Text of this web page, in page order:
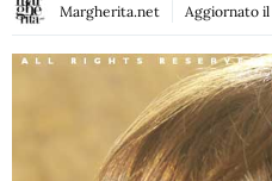
Margherita.net Aggiornato il